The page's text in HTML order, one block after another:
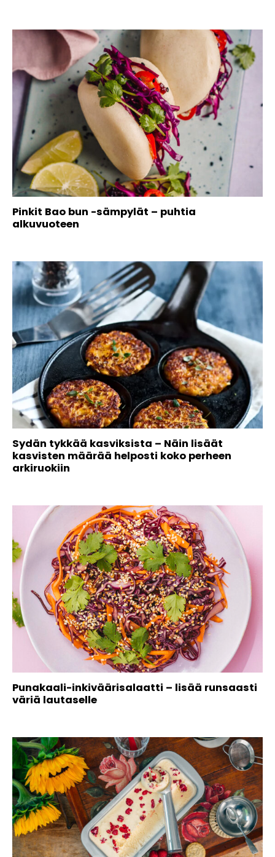
Pinkit Bao bun -sämpylät – puhtia
alkuvuoteen
Sydän tykkää kasviksista – Näin lisäät
kasvisten määrää helposti koko perheen
arkiruokiin
Punakaali-inkiväärisalaatti – lisää runsaasti
väriä lautaselle